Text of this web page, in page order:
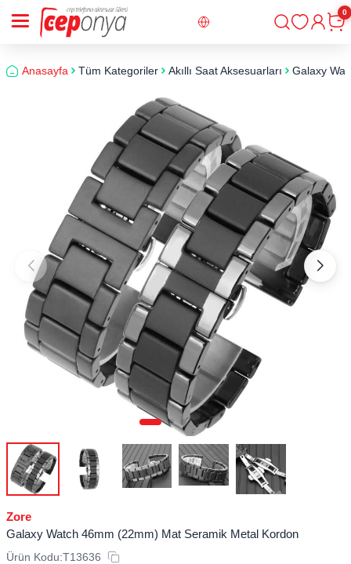
Giriş
0
Anasayfa Tüm Kategoriler Akıllı Saat Aksesuarları ​​Galaxy
Zore
​​Galaxy Watch 46mm (22mm) Mat Seramik Metal Kordon
Ürün Kodu:T13636